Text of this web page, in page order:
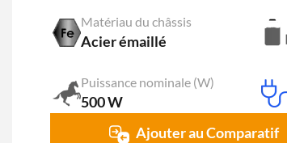
Matériau du châssis
Acier émaillé
Puissance nominale (W)
500 W
Ajouter au Comparatif